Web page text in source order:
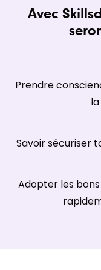
Avec
Prendre
Savoir sécuriser
Adopter les